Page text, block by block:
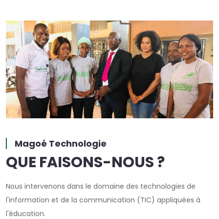
Magoé Technologie
QUE FAISONS-NOUS ?
Nous intervenons dans le domaine des technologies de
l'information et de la communication (TIC) appliquées à
l'éducation.